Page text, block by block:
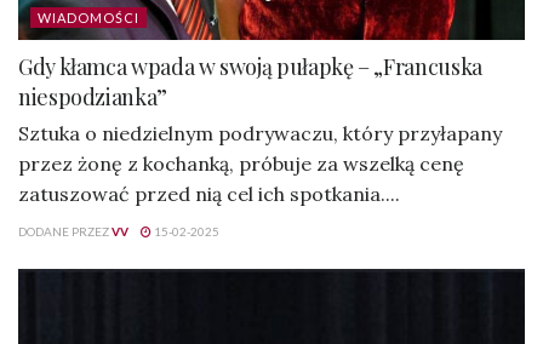
WIADOMOŚCI
Gdy kłamca wpada w swoją pułapkę – „Francuska
niespodzianka”
Sztuka o niedzielnym podrywaczu, który przyłapany
przez żonę z kochanką, próbuje za wszelką cenę
zatuszować przed nią cel ich spotkania....
DODANE PRZEZVV 15-02-2025